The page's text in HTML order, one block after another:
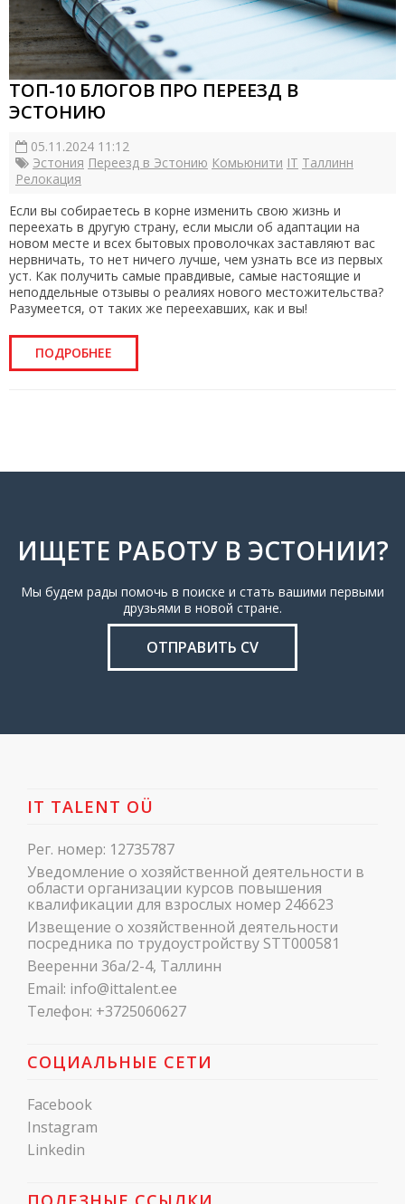
ТОП-10 БЛОГОВ ПРО ПЕРЕЕЗД В
ЭСТОНИЮ
05.11.2024 11:12
Эстония Переезд в Эстонию Комьюнити IT Таллинн
Релокация
Если вы собираетесь в корне изменить свою жизнь и
переехать в другую страну, если мысли об адаптации на
новом месте и всех бытовых проволочках заставляют вас
нервничать, то нет ничего лучше, чем узнать все из первых
уст. Как получить самые правдивые, самые настоящие и
неподдельные отзывы о реалиях нового местожительства?
Разумеется, от таких же переехавших, как и вы!
ПОДРОБНЕЕ
ИЩЕТЕ РАБОТУ В ЭСТОНИИ?
Мы будем рады помочь в поиске и стать вашими первыми
друзьями в новой стране.
ОТПРАВИТЬ CV
IT TALENT OÜ
Рег. номер: 12735787
Уведомление о хозяйственной деятельности в
области организации курсов повышения
квалификации для взрослых номер 246623
Извещение о хозяйственной деятельности
посредника по трудоустройству STT000581
Вееренни 36a/2-4, Таллинн
Email: info@ittalent.ee
Телефон: +3725060627
СОЦИАЛЬНЫЕ СЕТИ
Facebook
Instagram
Linkedin